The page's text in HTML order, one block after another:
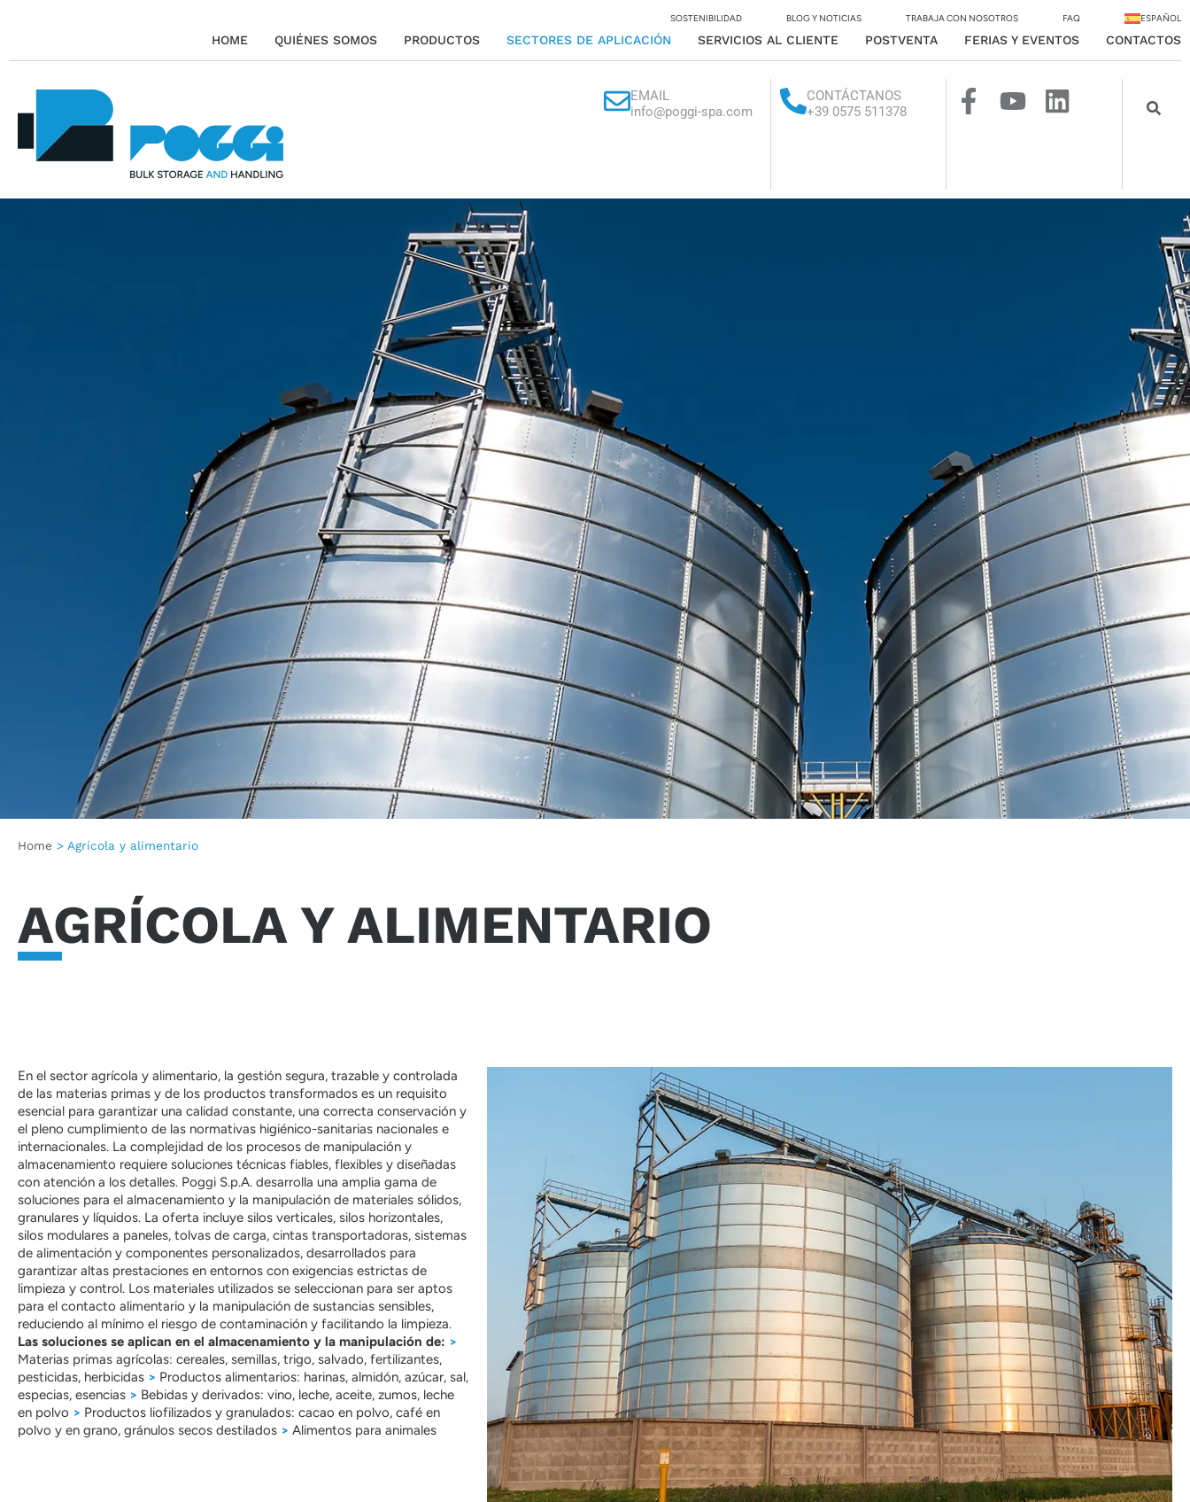
SOSTENIBILIDAD BLOG Y NOTICIAS TRABAJA CON NOSOTROS FAQ ESPAÑOL
HOME QUIÉNES SOMOS PRODUCTOS SECTORES DE APLICACIÓN SERVICIOS AL CLIENTE POSTVENTA FERIAS Y EVENTOS CONTACTOS
EMAIL
info@poggi-spa.com
CONTÁCTANOS
+39 0575 511378
Home > Agrícola y alimentario
AGRÍCOLA Y ALIMENTARIO
En el sector agrícola y alimentario, la gestión segura, trazable y controlada
de las materias primas y de los productos transformados es un requisito
esencial para garantizar una calidad constante, una correcta conservación y
el pleno cumplimiento de las normativas higiénico-sanitarias nacionales e
internacionales. La complejidad de los procesos de manipulación y
almacenamiento requiere soluciones técnicas fiables, flexibles y diseñadas
con atención a los detalles. Poggi S.p.A. desarrolla una amplia gama de
soluciones para el almacenamiento y la manipulación de materiales sólidos,
granulares y líquidos. La oferta incluye silos verticales, silos horizontales,
silos modulares a paneles, tolvas de carga, cintas transportadoras, sistemas
de alimentación y componentes personalizados, desarrollados para
garantizar altas prestaciones en entornos con exigencias estrictas de
limpieza y control. Los materiales utilizados se seleccionan para ser aptos
para el contacto alimentario y la manipulación de sustancias sensibles,
reduciendo al mínimo el riesgo de contaminación y facilitando la limpieza.
Las soluciones se aplican en el almacenamiento y la manipulación de: >
Materias primas agrícolas: cereales, semillas, trigo, salvado, fertilizantes,
pesticidas, herbicidas > Productos alimentarios: harinas, almidón, azúcar, sal,
especias, esencias > Bebidas y derivados: vino, leche, aceite, zumos, leche
en polvo > Productos liofilizados y granulados: cacao en polvo, café en
polvo y en grano, gránulos secos destilados > Alimentos para animales